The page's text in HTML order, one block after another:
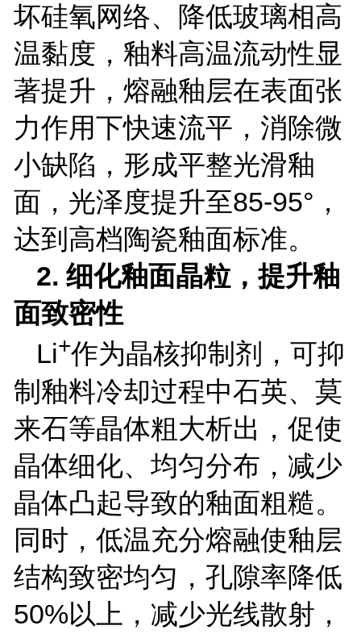
坏硅氧网络、降低玻璃相高
温黏度，釉料高温流动性显
著提升，熔融釉层在表面张
力作用下快速流平，消除微
小缺陷，形成平整光滑釉
面，光泽度提升至85-95°，
达到高档陶瓷釉面标准。
2.细化釉面晶粒，提升釉
面致密性
Li+作为晶核抑制剂，可抑
制釉料冷却过程中石英、莫
来石等晶体粗大析出，促使
晶体细化、均匀分布，减少
晶体凸起导致的釉面粗糙。
同时，低温充分熔融使釉层
结构致密均匀，孔隙率降低
50%以上，减少光线散射，